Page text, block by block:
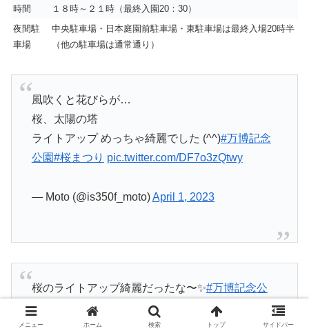
時間
１８時～２１時（最終入園20：30）
夜間駐
車場
中央駐車場・日本庭園前駐車場・東駐車場は最終入場20時半
（他の駐車場は通常通り）
風吹くと花びらが…
桜、太陽の塔
ライトアップ めっちゃ綺麗でした (^^)#万博記念
公園#桜まつり pic.twitter.com/DF7o3zQtwy
— Moto (@is350f_moto)April 1, 2023
桜のライトアップ綺麗だったな〜✨#万博記念公
園
pic.twitter.com/vlSVMOcdbM
メニュー ホーム 検索 トップ サイドバー